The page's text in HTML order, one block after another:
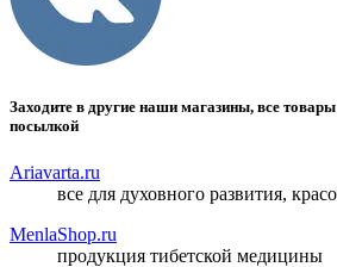
Заходите в другие наши магазины, все
посылкой
Ariavarta.ru
все для духовного развития,
MenlaShop.ru
продукция тибетской медицины